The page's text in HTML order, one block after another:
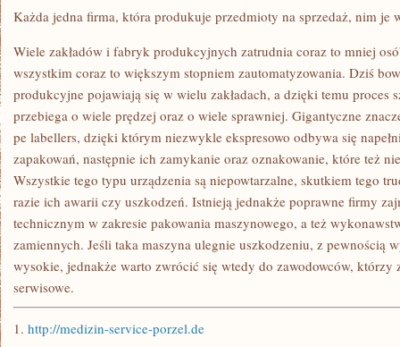
SĄ
NADZWYCZAJ
W
NOWOCZESNYCH
Każda jedna firma, która produkuje przedmioty na sprzedaż, nim je
Wiele zakładów i fabryk produkcyjnych zatrudnia coraz to mniej
wszystkim coraz to większym stopniem zautomatyzowania. Dziś
produkcyjne pojawiają się w wielu zakładach, a dzięki temu proces
przebiega o wiele prędzej oraz o wiele sprawniej. Gigantyczne
pe labellers, dzięki którym niezwykle ekspresowo odbywa się
zapakowań, następnie ich zamykanie oraz oznakowanie, które też
Wszystkie tego typu urządzenia są niepowtarzalne, skutkiem tego
razie ich awarii czy uszkodzeń. Istnieją jednakże poprawne firmy
technicznym w zakresie pakowania maszynowego, a też
zamiennych. Jeśli taka maszyna ulegnie uszkodzeniu, z pewnością
wysokie, jednakże warto zwrócić się wtedy do zawodowców, którzy
serwisowe.
1. http://medizin-service-porzel.de